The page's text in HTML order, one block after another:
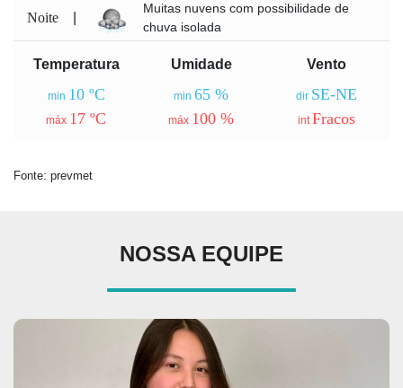
Noite
Muitas nuvens com possibilidade de
chuva isolada
Temperatura
min 10 ºC
máx 17 ºC
Umidade
min65 %
máx 100 %
Vento
dir SE-NE
intFracos
Fonte: prevmet
NOSSA EQUIPE